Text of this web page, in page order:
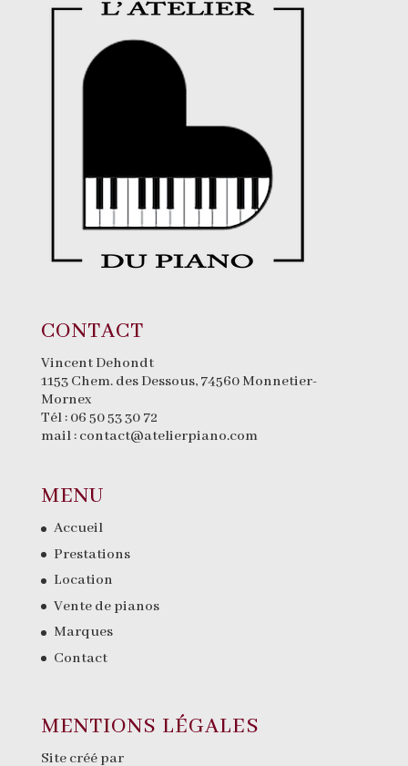
CONTACT
Vincent Dehondt
1153 Chem. des Dessous, 74560 Monnetier-
Mornex
Tél : 06 50 53 30 72
mail : contact@atelierpiano.com
MENU
Accueil
Prestations
Location
Vente de pianos
Marques
Contact
MENTIONS LÉGALES
Site créé par